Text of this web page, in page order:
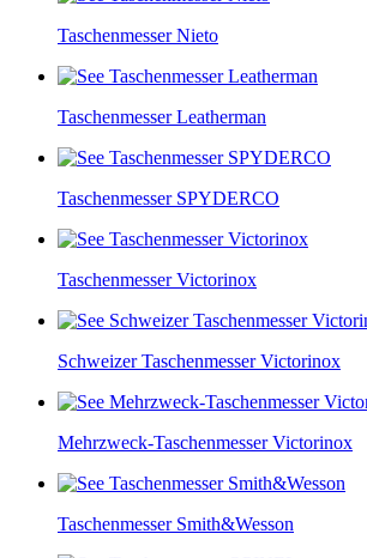
Taschenmesser Nieto
Taschenmesser Leatherman
Taschenmesser SPYDERCO
Taschenmesser Victorinox
Schweizer Taschenmesser Victorinox
Mehrzweck-Taschenmesser Victorinox
Taschenmesser Smith&Wesson